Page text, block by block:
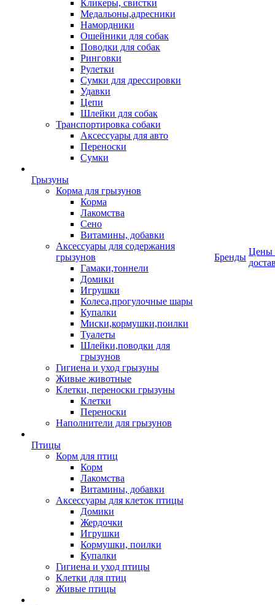
Кликеры, свистки
Медальоны,адресники
Намордники
Ошейники для собак
Поводки для собак
Ринговки
Рулетки
Сумки для дрессировки
Удавки
Цепи
Шлейки для собак
Транспортировка собаки
Аксессуары для авто
Переноски
Сумки
Грызуны
Корма для грызунов
Корма
Лакомства
Сено
Витамины, добавки
Аксессуары для содержания
грызунов
Гамаки,тоннели
Домики
Игрушки
Колеса,прогулочные шары
Купалки
Миски,кормушки,поилки
Туалеты
Шлейки,поводки для
грызунов
Гигиена и уход грызуны
Живые животные
Клетки, переноски грызуны
Клетки
Переноски
Наполнители для грызунов
Птицы
Корм для птиц
Корм
Лакомства
Витамины, добавки
Аксессуары для клеток птицы
Домики
Жердочки
Игрушки
Кормушки, поилки
Купалки
Гигиена и уход птицы
Клетки для птиц
Живые птицы
Бренды
Цены